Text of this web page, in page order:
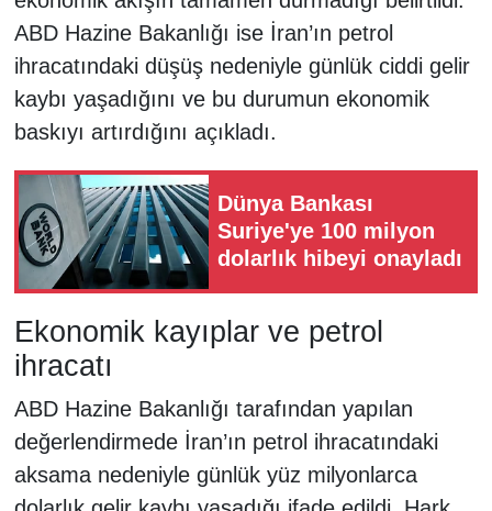
ABD Hazine Bakanlığı ise İran’ın petrol
ihracatındaki düşüş nedeniyle günlük ciddi gelir
kaybı yaşadığını ve bu durumun ekonomik
baskıyı artırdığını açıkladı.
Dünya Bankası
Suriye'ye 100 milyon
dolarlık hibeyi onayladı
Ekonomik kayıplar ve petrol
ihracatı
ABD Hazine Bakanlığı tarafından yapılan
değerlendirmede İran’ın petrol ihracatındaki
aksama nedeniyle günlük yüz milyonlarca